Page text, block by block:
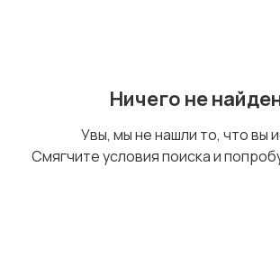
Ничего не
Увы, мы не нашли то, что вы
Смягчите условия поиска и